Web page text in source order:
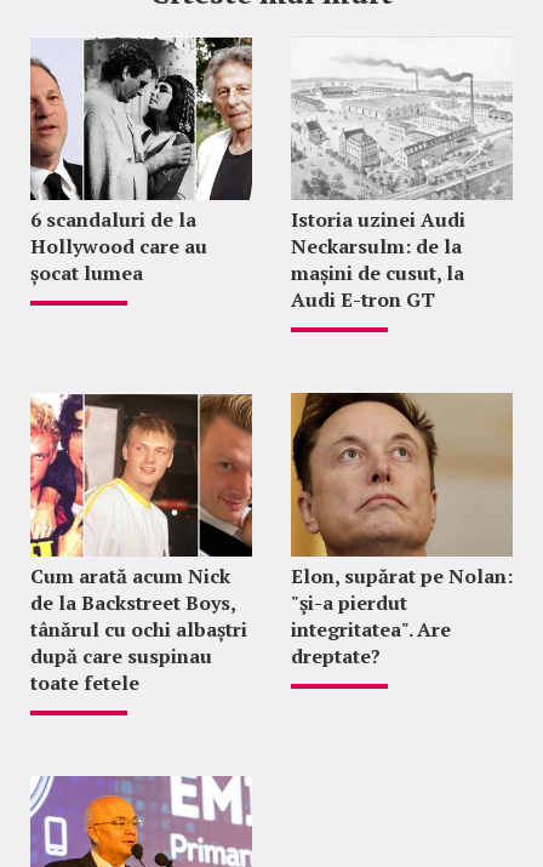
6 scandaluri de la
Hollywood care au
șocat lumea
Istoria uzinei Audi
Neckarsulm: de la
mașini de cusut, la
Audi E-tron GT
Cum arată acum Nick
de la Backstreet Boys,
tânărul cu ochi albaștri
după care suspinau
toate fetele
Elon, supărat pe Nolan:
"şi-a pierdut
integritatea". Are
dreptate?